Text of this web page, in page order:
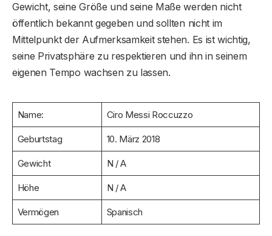
Gewicht, seine Größe und seine Maße werden nicht
öffentlich bekannt gegeben und sollten nicht im
Mittelpunkt der Aufmerksamkeit stehen. Es ist wichtig,
seine Privatsphäre zu respektieren und ihn in seinem
eigenen Tempo wachsen zu lassen.
Name: Ciro Messi Roccuzzo
Geburtstag 10. März 2018
Gewicht N / A
Höhe N / A
Vermögen Spanisch